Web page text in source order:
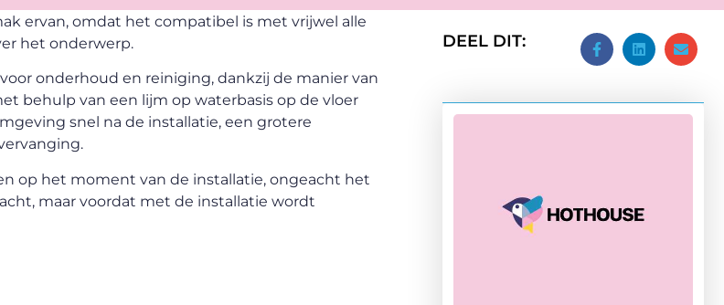
ervan, omdat het compatibel is met vrijwel alle
het onderwerp.
onderhoud en reiniging, dankzij de manier van
behulp van een lijm op waterbasis op de vloer
snel na de installatie, een grotere
op het moment van de installatie, ongeacht het
maar voordat met de installatie wordt
DEEL DIT: